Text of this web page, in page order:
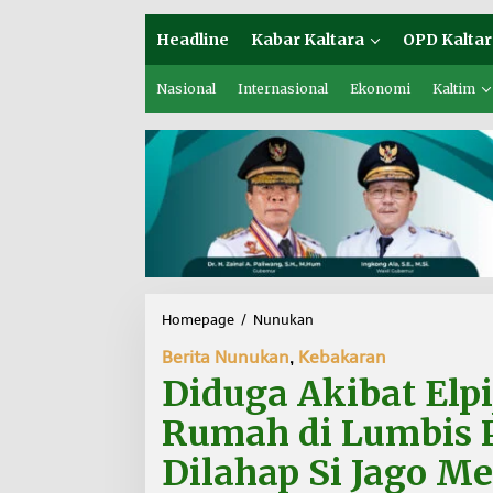
Headline Kabar Kaltara OPD
Nasional Internasional Ekonomi Kaltim
Homepage / Nunukan
d
g
a
k
i
Berita Nunukan, Kebakaran
Diduga Akibat
Rumah di Lumbis
Dilahap Si Jago